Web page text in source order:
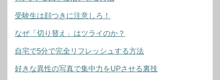
受験生は顔つきに注意しろ！
なぜ「切り替え」はツライのか？
自宅で5分で完全リフレッシュする方法
好きな異性の写真で集中力をUPさせる裏技